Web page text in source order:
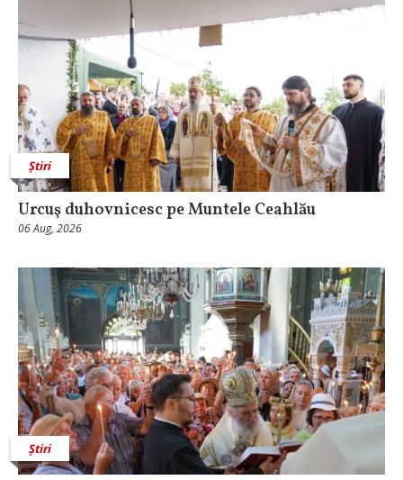
Știri
Urcuş duhovnicesc pe Muntele Ceahlău
06 Aug, 2026
Știri